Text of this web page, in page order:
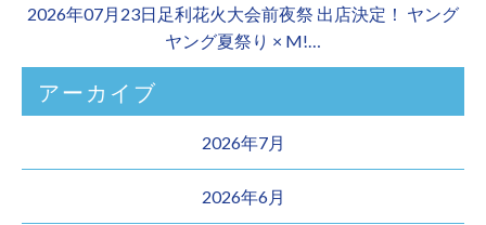
2026年07月23日足利花火大会前夜祭 出店決定！ ヤング
ヤング夏祭り × M!…
アーカイブ
2026年7月
2026年6月